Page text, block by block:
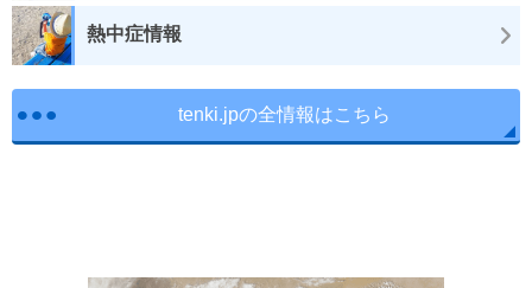
熱中症情報
tenki.jpの全情報はこちら